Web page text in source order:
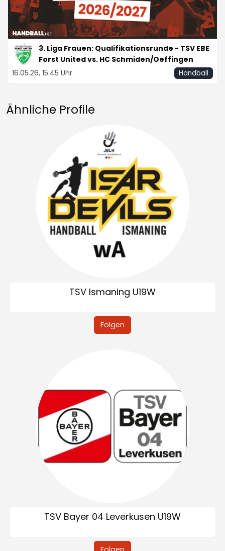
3. Liga Frauen: Qualifikationsrunde - TSV EBE
Forst United vs. HC Schmiden/Oeffingen
16.05.26, 15:45 Uhr
Handball
Ähnliche Profile
TSV Ismaning U19W
Folgen
TSV Bayer 04 Leverkusen U19W